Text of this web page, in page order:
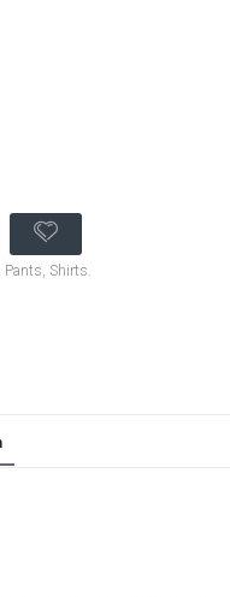
Pants, Shirts.